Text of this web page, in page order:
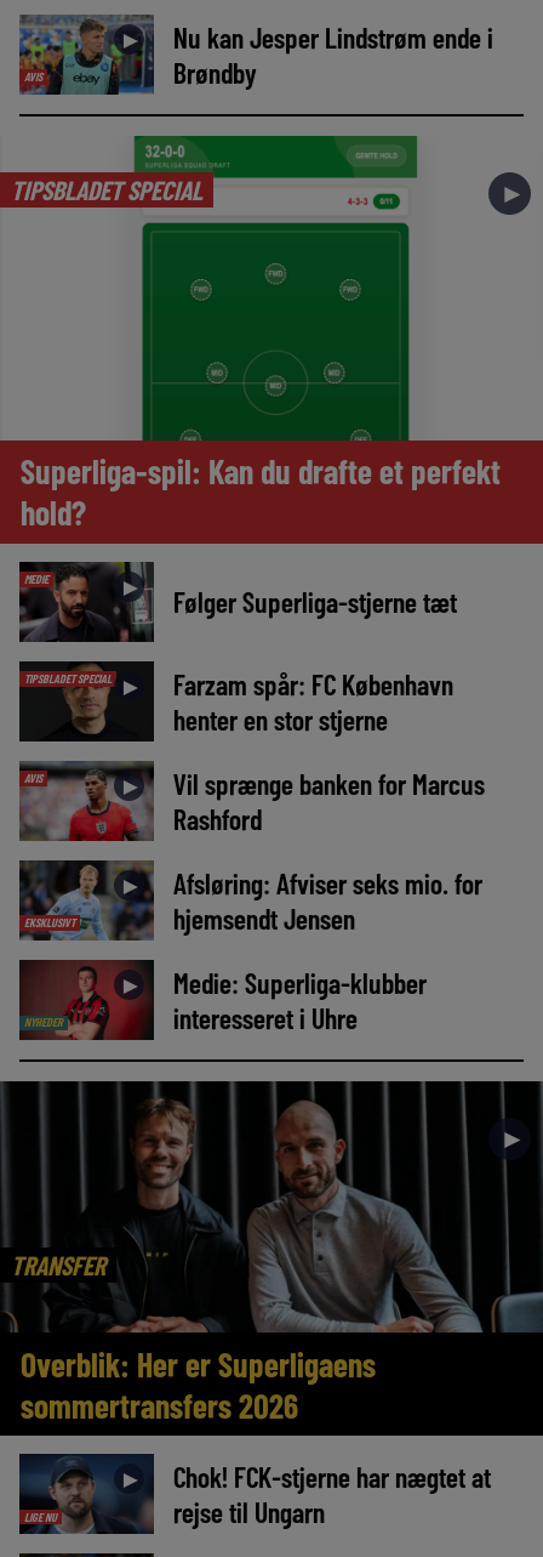
AVIS
►
Nu kan Jesper Lindstrøm ende i
Brøndby
TIPSBLADET SPECIAL ►
Superliga-spil: Kan du drafte et perfekt
hold?
MEDIE ► Følger Superliga-stjerne tæt
TIPSBLADET SPECIAL ►
Farzam spår: FC København
henter en stor stjerne
AVIS ►
Vil sprænge banken for Marcus
Rashford
EKSKLUSIVT
►
Afsløring: Afviser seks mio. for
hjemsendt Jensen
NYHEDER
►
Medie: Superliga-klubber
interesseret i Uhre
TRANSFER
►
Overblik: Her er Superligaens
sommertransfers 2026
LIGE NU
►
Chok! FCK-stjerne har nægtet at
rejse til Ungarn